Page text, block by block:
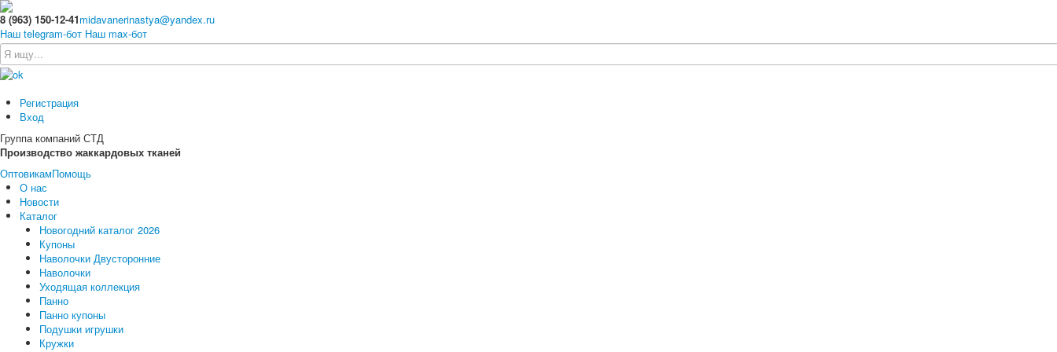
8 (963) 150-12-41midavanerinastya@yandex.ru
Наш telegram-бот Наш max-бот
Регистрация
Вход
Группа компаний СТД
Производство жаккардовых тканей
ОптовикамПомощь
О нас
Новости
Каталог
Новогодний каталог 2026
Купоны
Наволочки Двусторонние
Наволочки
Уходящая коллекция
Панно
Панно купоны
Подушки игрушки
Кружки